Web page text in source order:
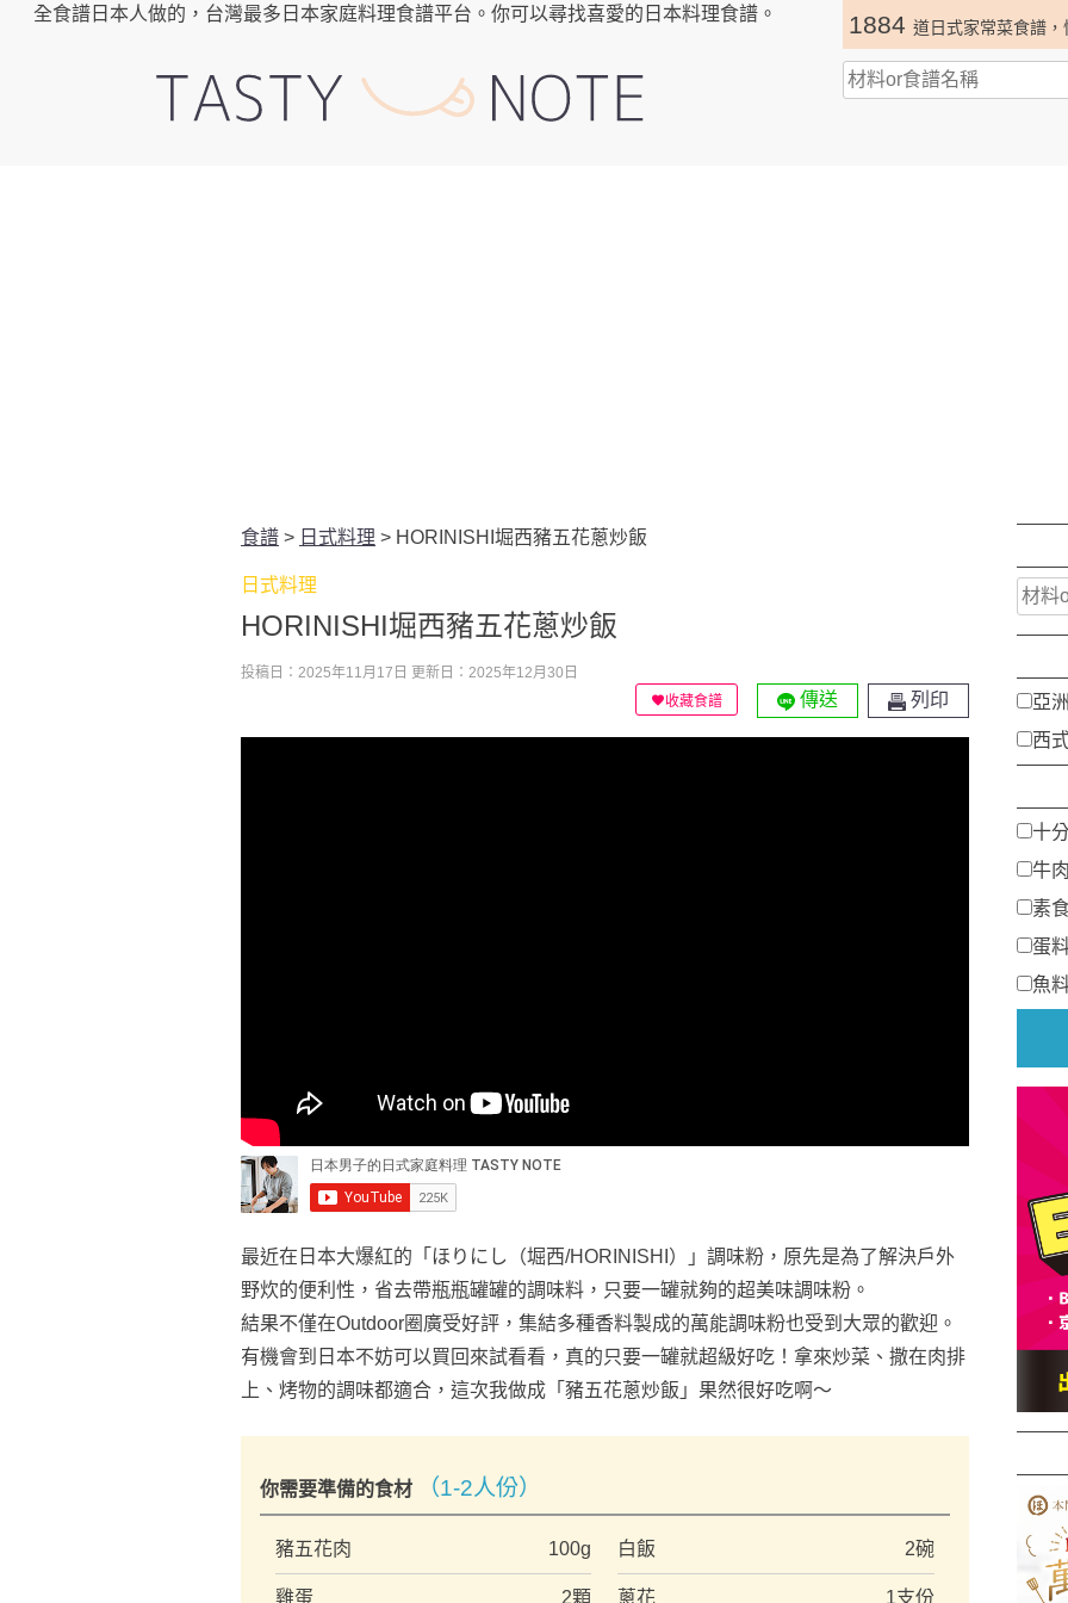
全食譜日本人做的，台灣最多日本家庭料理食譜平台。你可以尋找喜愛的日本料理食譜。 1884 道日式家常菜食譜，
食譜 > 日式料理 > HORINISHI堀西豬五花蔥炒飯
日式料理
HORINISHI堀西豬五花蔥炒飯
投稿日：2025年11月17日 更新日：2025年12月30日
收藏食譜
傳送 列印
最近在日本大爆紅的「ほりにし（堀西/HORINISHI）」調味粉，原先是為了解決戶外
野炊的便利性，省去帶瓶瓶罐罐的調味料，只要一罐就夠的超美味調味粉。
結果不僅在Outdoor圈廣受好評，集結多種香料製成的萬能調味粉也受到大眾的歡迎。
有機會到日本不妨可以買回來試看看，真的只要一罐就超級好吃！拿來炒菜、撒在肉排
上、烤物的調味都適合，這次我做成「豬五花蔥炒飯」果然很好吃啊～
你需要準備的食材 （1-2人份）
豬五花肉 100g 白飯 2碗
雞蛋 2顆 蔥花 1支份
亞
西
十
牛
素
蛋
魚